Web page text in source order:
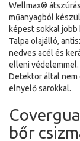
Wellmax®
műanyagból
képest sokkal
Talpa olajálló,
nedves acél és
elleni védelemmel.
Detektor által nem
elnyelő sarokkal.
bőr